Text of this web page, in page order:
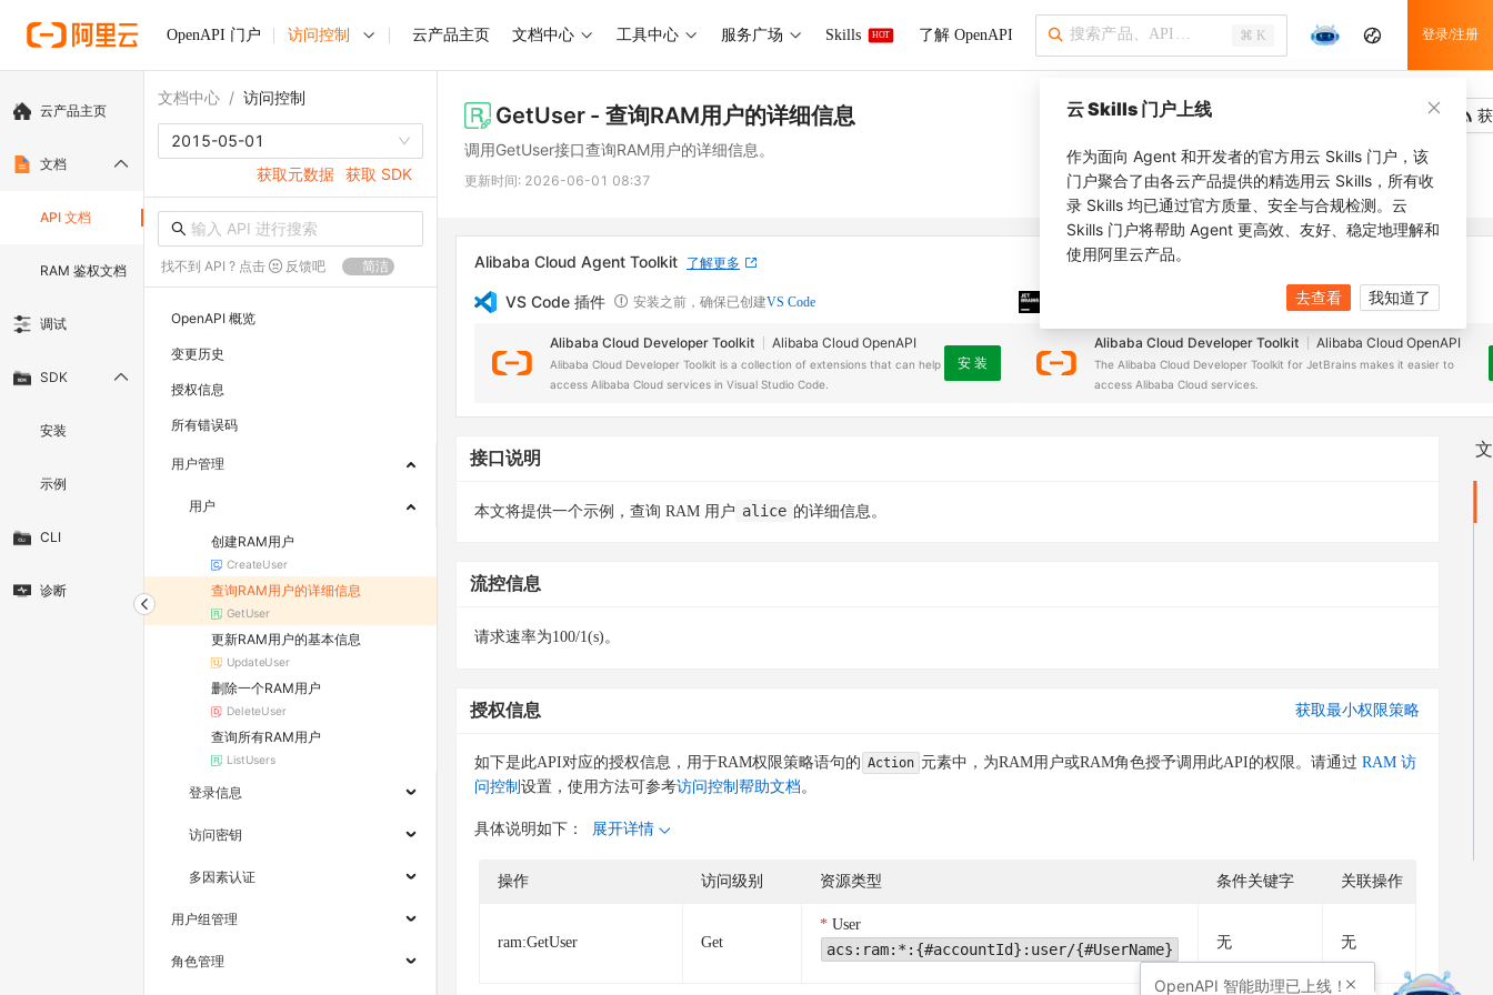
OpenAPI 门户 访问控制 云产品主页 文档中心 工具中心 服务广场 Skills HOT 了解 OpenAPI ⌘ K 登录/注册
云产品主页
文档
API 文档
RAM 鉴权文档
调试
SDK
安装
示例
CLI
诊断
文档中心 / 访问控制
2015-05-01
获取元数据 获取 SDK
找不到 API ? 点击 反馈吧 简洁
OpenAPI 概览
变更历史
授权信息
所有错误码
用户管理
用户
创建RAM用户
CreateUser
查询RAM用户的详细信息
GetUser
更新RAM用户的基本信息
UpdateUser
删除一个RAM用户
DeleteUser
查询所有RAM用户
ListUsers
登录信息
访问密钥
多因素认证
用户组管理
角色管理
GetUser - 查询RAM用户的详细信息
调用GetUser接口查询RAM用户的详细信息。
更新时间: 2026-06-01 08:37
Alibaba Cloud Agent Toolkit 了解更多
VS Code 插件 安装之前，确保已创建VS Code
Alibaba Cloud Developer Toolkit Alibaba Cloud OpenAPI
Alibaba Cloud Developer Toolkit is a collection of extensions that can help
access Alibaba Cloud services in Visual Studio Code.
安 装
安装之前，确保已创建JetBrains IDE
Alibaba Cloud Developer Toolkit Alibaba Cloud OpenAPI
The Alibaba Cloud Developer Toolkit for JetBrains makes it easier to
access Alibaba Cloud services.
接口说明
本文将提供一个示例，查询 RAM 用户 alice 的详细信息。
流控信息
请求速率为100/1(s)。
授权信息 获取最小权限策略
如下是此API对应的授权信息，用于RAM权限策略语句的 Action 元素中，为RAM用户或RAM角色授予调用此API的权限。请通过 RAM 访
问控制 设置，使用方法可参考访问控制帮助文档。
具体说明如下： 展开详情
操作 访问级别 资源类型 条件关键字 关联操作
ram:GetUser Get
User
acs:ram:*:{#accountId}:user/{#UserName} 无 无
云 Skills 门户上线
作为面向 Agent 和开发者的官方用云 Skills 门户，该
门户聚合了由各云产品提供的精选用云 Skills，所有收
录 Skills 均已通过官方质量、安全与合规检测。云
Skills 门户将帮助 Agent 更高效、友好、稳定地理解和
使用阿里云产品。
去查看 我知道了
OpenAPI 智能助理已上线！